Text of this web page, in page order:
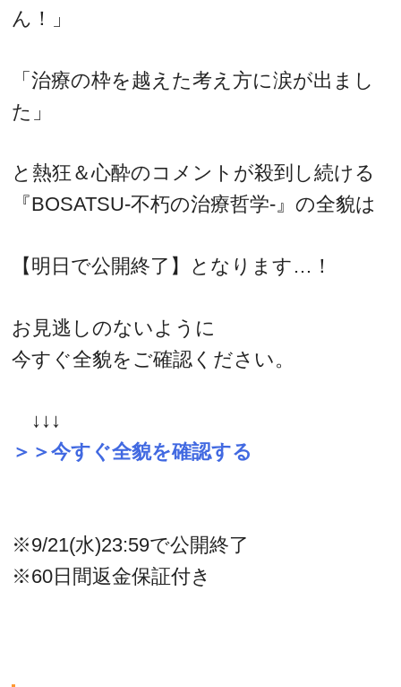
ん！」
「治療の枠を越えた考え方に涙が出まし
た」
と熱狂＆心酔のコメントが殺到し続ける
『BOSATSU-不朽の治療哲学-』の全貌は
【明日で公開終了】となります…！
お見逃しのないように
今すぐ全貌をご確認ください。
↓↓↓
＞＞今すぐ全貌を確認する
※9/21(水)23:59で公開終了
※60日間返金保証付き